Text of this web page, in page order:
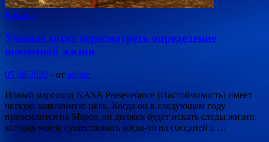
Космос
Ученые хотят пересмотреть определение
внеземной жизни
05.08.2020 - от admin
Новый марсоход NASA Perseverance (Настойчивость) имеет
четкую заявленную цель. Когда он в следующем году
приземлится на Марсе, он должен будет искать следы жизни,
которая могла существовать когда-то на соседней с …